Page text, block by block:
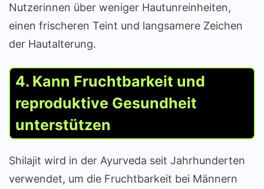
Nutzerinnen über weniger Hautunreinheiten,
einen frischeren Teint und langsamere Zeichen
der Hautalterung.
4. Kann Fruchtbarkeit und
reproduktive Gesundheit
unterstützen
Shilajit wird in der Ayurveda seit Jahrhunderten
verwendet, um die Fruchtbarkeit bei Männern